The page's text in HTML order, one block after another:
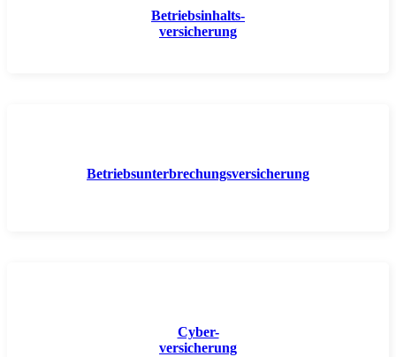
Betriebsinhalts-
versicherung
Betriebsunterbrechungsversicherung
Cyber-
versicherung